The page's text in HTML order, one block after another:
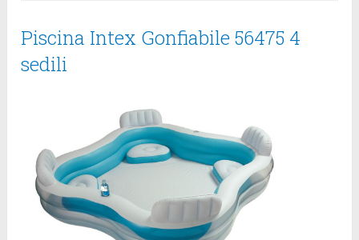
Piscina Intex Gonfiabile 56475 4
sedili